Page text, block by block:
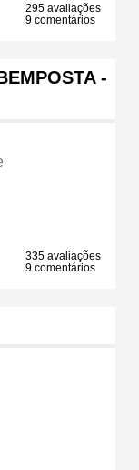
295 avaliações
9 comentários
-
335 avaliações
9 comentários